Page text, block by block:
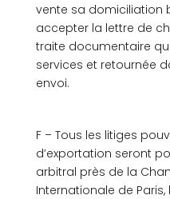
vente sa domiciliation
accepter la lettre de
traite documentaire
services et retournée
envoi.
F – Tous les litiges
d’exportation seront
arbitral près de la
Internationale de